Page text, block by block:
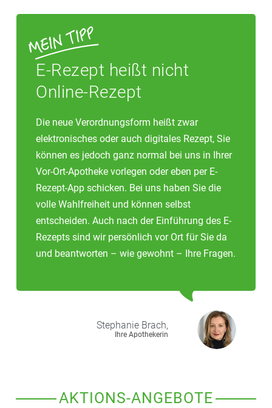
E-Rezept heißt nicht
Online-Rezept
Die neue Verordnungsform heißt zwar
elektronisches oder auch digitales Rezept, Sie
können es jedoch ganz normal bei uns in Ihrer
Vor-Ort-Apotheke vorlegen oder eben per E-
Rezept-App schicken. Bei uns haben Sie die
volle Wahlfreiheit und können selbst
entscheiden. Auch nach der Einführung des E-
Rezepts sind wir persönlich vor Ort für Sie da
und beantworten – wie gewohnt – Ihre Fragen.
Stephanie Brach,
Ihre Apothekerin
AKTIONS-ANGEBOTE